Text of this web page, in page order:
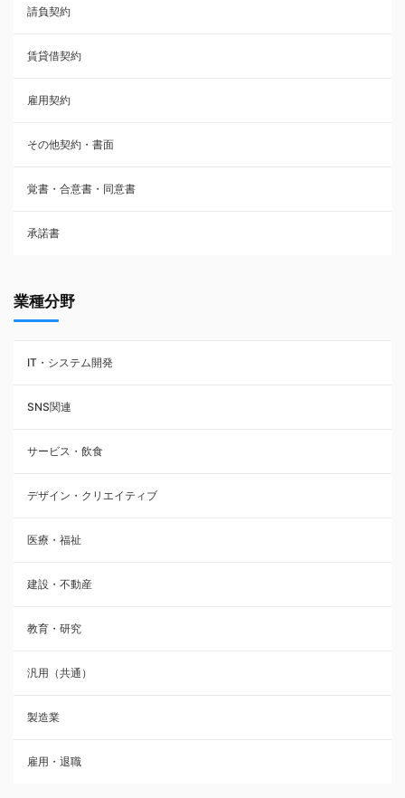
その他契約・書面
売買契約
株主総会議事録・関連書類
請負契約
フランチャイズ契約
賃貸借契約
請負契約
賃貸借契約
雇用契約
その他契約・書面
覚書・合意書・同意書
承諾書
業種分野
IT・システム開発
SNS関連
サービス・飲食
デザイン・クリエイティブ
医療・福祉
建設・不動産
教育・研究
汎用（共通）
製造業
雇用・退職